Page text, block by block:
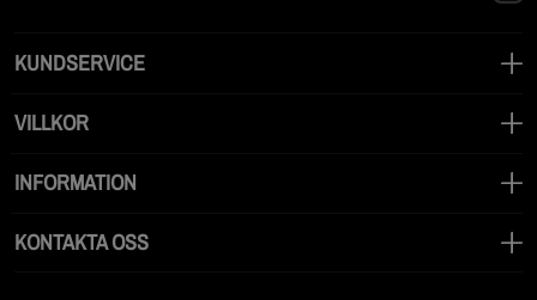
KUNDSERVICE
VILLKOR
INFORMATION
KONTAKTA OSS